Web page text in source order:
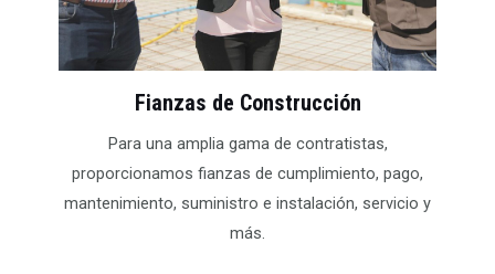
Fianzas de Construcción
Para una amplia gama de contratistas,
proporcionamos fianzas de cumplimiento, pago,
mantenimiento, suministro e instalación, servicio y
más.